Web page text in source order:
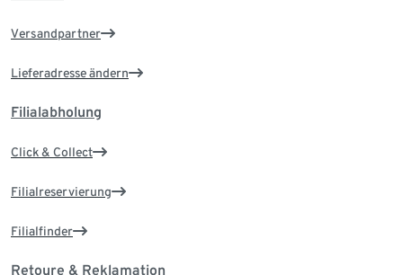
Versandpartner
Lieferadresse ändern
Filialabholung
Click & Collect
Filialreservierung
Filialfinder
Retoure & Reklamation